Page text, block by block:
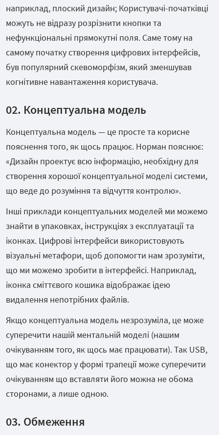
наприклад, плоский дизайн; Користувачі-початківці
можуть не відразу розрізнити кнопки та
нефункціональні прямокутні поля. Саме тому на
самому початку створення цифрових інтерфейсів,
був популярний скевоморфізм, який зменшував
когнітивне навантаження користувача.
02. Концептуальна модель
Концептуальна модель — це просте та корисне
пояснення того, як щось працює. Норман пояснює:
«Дизайн проектує всю інформацію, необхідну для
створення хорошої концептуальної моделі системи,
що веде до розуміння та відчуття контролю».
Інші приклади концептуальних моделей ми можемо
знайти в упаковках, інструкціях з експлуатації та
іконках. Цифрові інтерфейси використовують
візуальні метафори, щоб допомогти нам зрозуміти,
що ми можемо зробити в інтерфейсі. Наприклад,
іконка сміттєвого кошика відображає ідею
видалення непотрібних файлів.
Якщо концептуальна модель незрозуміла, це може
суперечити нашій ментальній моделі (нашим
очікуванням того, як щось має працювати). Так USB,
що має конектор у формі трапеції може суперечити
очікуванням що вставляти його можна не обома
сторонами, а лише одною.
03. Обмеження